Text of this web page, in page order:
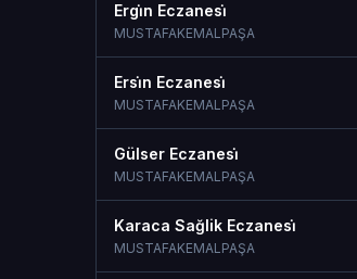
Ergi̇n Eczanesi̇
MUSTAFAKEMALPAŞA
Ersi̇n Eczanesi̇
MUSTAFAKEMALPAŞA
Gülser Eczanesi̇
MUSTAFAKEMALPAŞA
Karaca Sağlik Eczanesi̇
MUSTAFAKEMALPAŞA